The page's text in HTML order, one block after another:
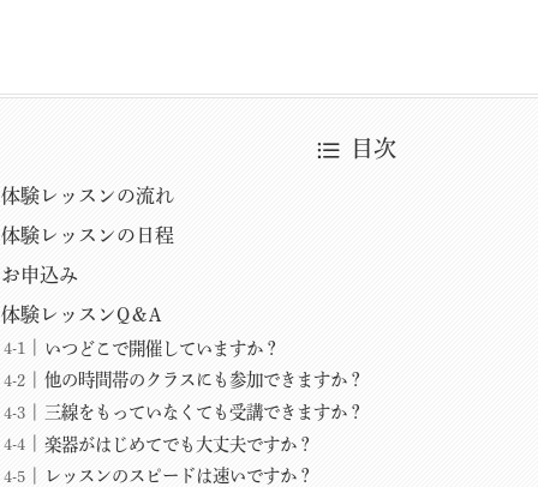
目次
体験レッスンの流れ
体験レッスンの日程
お申込み
体験レッスンQ＆A
いつどこで開催していますか？
他の時間帯のクラスにも参加できますか？
三線をもっていなくても受講できますか？
楽器がはじめてでも大丈夫ですか？
レッスンのスピードは速いですか？